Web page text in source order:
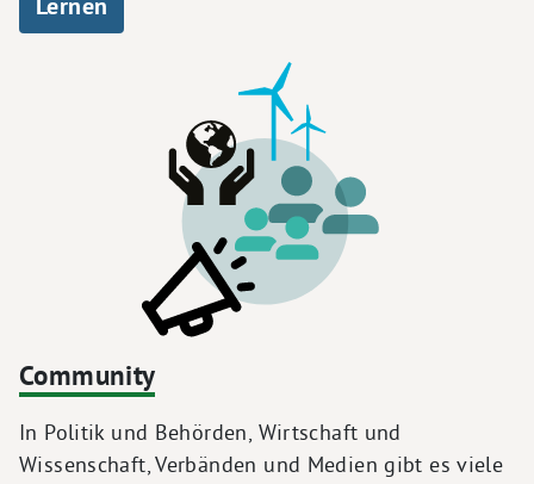
Community
In Politik und Behörden, Wirtschaft und
Wissenschaft, Verbänden und Medien gibt es viele